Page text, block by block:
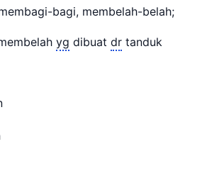
bagi, membelah-belah;
yg dibuat dr tanduk